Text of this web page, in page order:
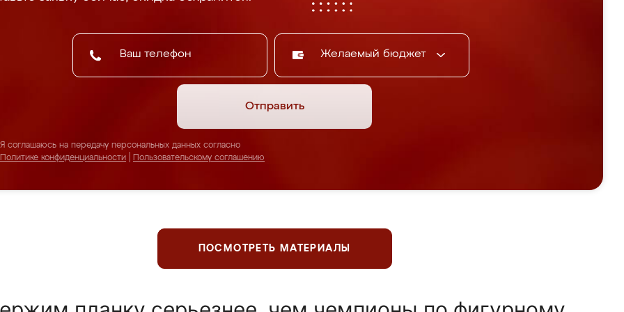
Желаемый бюджет
Отправить
Я соглашаюсь на передачу персональных данных согласно
Политике конфиденциальности
Пользовательскому соглашению
ПОСМОТРЕТЬ МАТЕРИАЛЫ